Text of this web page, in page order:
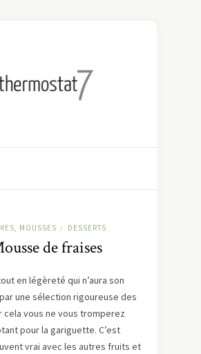
MOUSSES / DESSERTS
de fraises
en légèreté qui n’aura son
une sélection rigoureuse des
cela vous ne vous tromperez
pour la gariguette. C’est
vrai avec les autres fruits et